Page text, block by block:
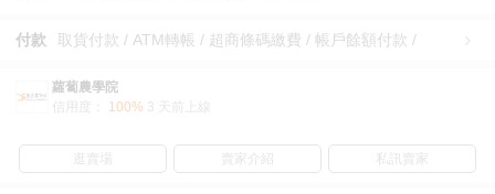
付款 取貨付款 / ATM轉帳 / 超商條碼繳費 / 帳戶餘額付款 /
蘿蔔農學院
信用度：
100% 3 天前上線
逛賣場 賣家介紹 私訊賣家